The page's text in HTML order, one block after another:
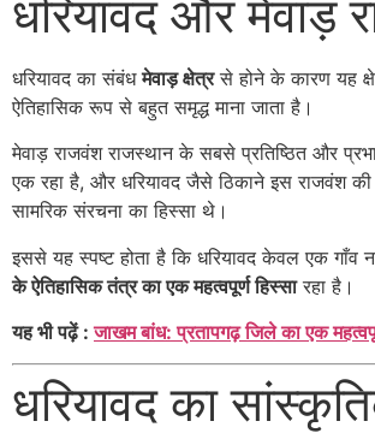
धरियावद और मेवाड़
धरियावद का संबंधमेवाड़ क्षेत्रसे होने के कारण यह
ऐतिहासिक रूप से बहुत समृद्ध माना जाता है।
मेवाड़ राजवंश राजस्थान के सबसे प्रतिष्ठित और
एक रहा है, और धरियावद जैसे ठिकाने इस राजवंश
सामरिक संरचना का हिस्सा थे।
इससे यह स्पष्ट होता है कि धरियावद केवल एक गाँव
के ऐतिहासिक तंत्र का एक महत्वपूर्ण हिस्सारहा है।
यह भी पढ़ें :जाखम बांध: प्रतापगढ़ जिले का एक
धरियावद का